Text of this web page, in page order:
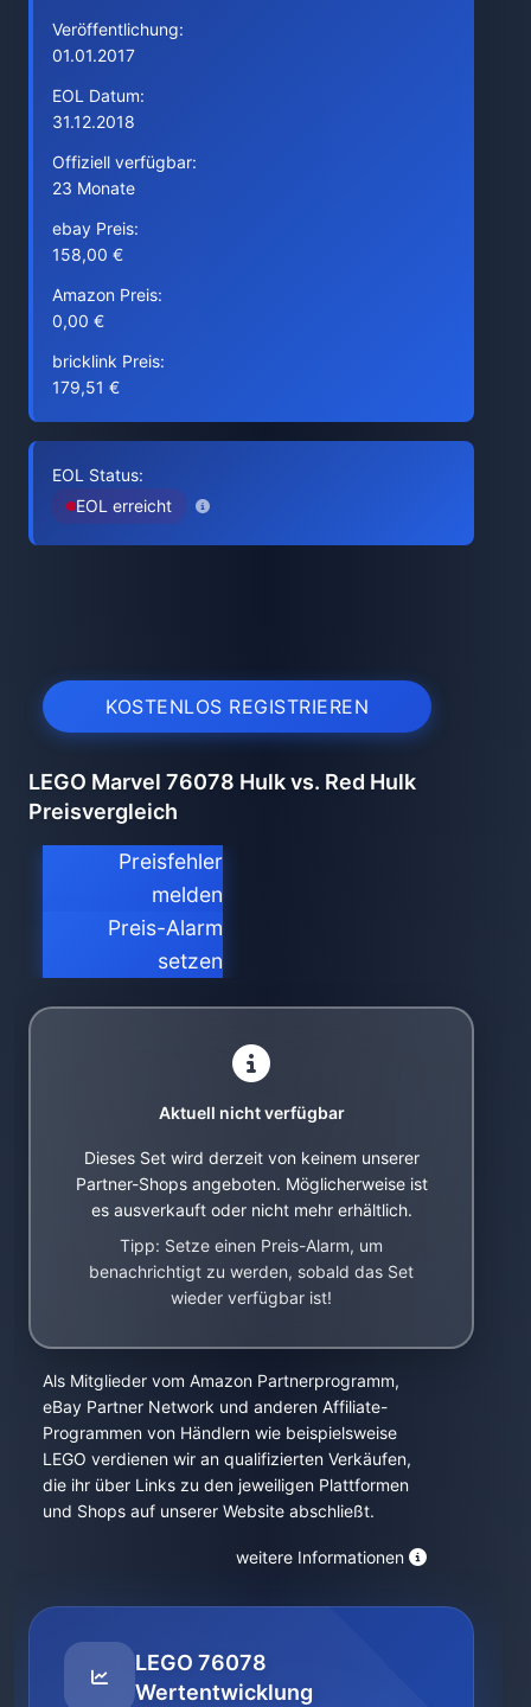
Veröffentlichung:
01.01.2017
EOL Datum:
31.12.2018
Offiziell verfügbar:
23 Monate
ebay Preis:
158,00 €
Amazon Preis:
0,00 €
bricklink Preis:
179,51 €
EOL Status:
EOL erreicht
KOSTENLOS REGISTRIEREN
LEGO Marvel 76078 Hulk vs. Red Hulk
Preisvergleich
Preisfehler
melden
Preis-Alarm
setzen
Aktuell nicht verfügbar
Dieses Set wird derzeit von keinem unserer
Partner-Shops angeboten. Möglicherweise ist
es ausverkauft oder nicht mehr erhältlich.
Tipp: Setze einen Preis-Alarm, um
benachrichtigt zu werden, sobald das Set
wieder verfügbar ist!
Als Mitglieder vom Amazon Partnerprogramm,
eBay Partner Network und anderen Affiliate-
Programmen von Händlern wie beispielsweise
LEGO verdienen wir an qualifizierten Verkäufen,
die ihr über Links zu den jeweiligen Plattformen
und Shops auf unserer Website abschließt.
weitere Informationen
LEGO 76078
Wertentwicklung